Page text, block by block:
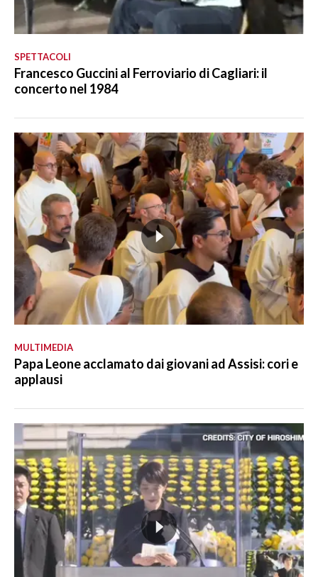
SPETTACOLI
Francesco Guccini al Ferroviario di Cagliari: il
concerto nel 1984
MULTIMEDIA
Papa Leone acclamato dai giovani ad Assisi: cori e
applausi